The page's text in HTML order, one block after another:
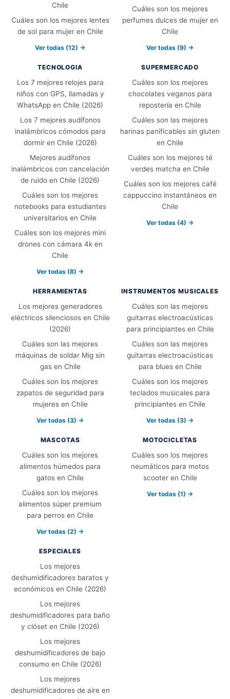
Chile
Cuáles son los mejores lentes
de sol para mujer en Chile
Ver todas (12) →
Cuáles son los mejores
perfumes dulces de mujer en
Chile
Ver todas (9) →
TECNOLOGIA
Los 7 mejores relojes para
niños con GPS, llamadas y
WhatsApp en Chile (2026)
Los 7 mejores audífonos
inalámbricos cómodos para
dormir en Chile (2026)
Mejores audífonos
inalámbricos con cancelación
de ruido en Chile (2026)
Cuáles son los mejores
notebooks para estudiantes
universitarios en Chile
Cuáles son los mejores mini
drones con cámara 4k en
Chile
Ver todas (8) →
SUPERMERCADO
Cuáles son los mejores
chocolates veganos para
repostería en Chile
Cuáles son las mejores
harinas panificables sin gluten
en Chile
Cuáles son los mejores té
verdes matcha en Chile
Cuáles son los mejores café
cappuccino instantáneos en
Chile
Ver todas (4) →
HERRAMIENTAS
Los mejores generadores
eléctricos silenciosos en Chile
(2026)
Cuáles son las mejores
máquinas de soldar Mig sin
gas en Chile
Cuáles son los mejores
zapatos de seguridad para
mujeres en Chile
Ver todas (3) →
INSTRUMENTOS MUSICALES
Cuáles son las mejores
guitarras electroacústicas
para principiantes en Chile
Cuáles son las mejores
guitarras electroacústicas
para blues en Chile
Cuáles son los mejores
teclados musicales para
principiantes en Chile
Ver todas (3) →
MASCOTAS
Cuáles son los mejores
alimentos húmedos para
gatos en Chile
Cuáles son los mejores
alimentos súper premium
para perros en Chile
Ver todas (2) →
MOTOCICLETAS
Cuáles son los mejores
neumáticos para motos
scooter en Chile
Ver todas (1) →
ESPECIALES
Los mejores
deshumidificadores baratos y
económicos en Chile (2026)
Los mejores
deshumidificadores para baño
y clóset en Chile (2026)
Los mejores
deshumidificadores de bajo
consumo en Chile (2026)
Los mejores
deshumidificadores de aire en